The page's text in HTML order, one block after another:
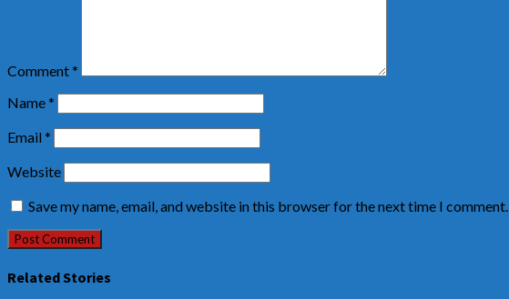
Comment*
Name*
Email*
Website
Save my name, email, and website in this browser for the next time I comment.
Related Stories